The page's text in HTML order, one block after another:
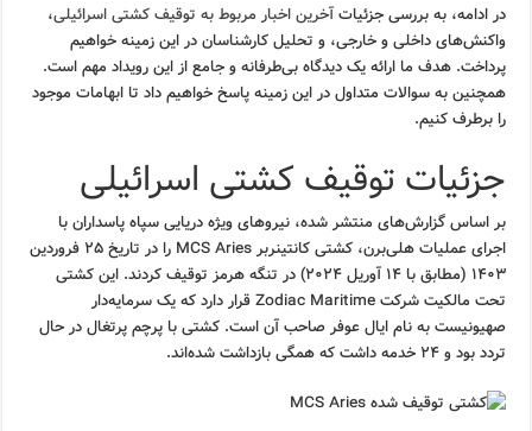
در ادامه، به بررسی جزئیاتآخرین اخبار مربوط به توقیف کشتی اسرائیلی،
واکنش‌های داخلی و خارجی، و تحلیل کارشناسان در این زمینه خواهیم
پرداخت. هدف ما ارائه یک دیدگاه بی‌طرفانه و جامع از این رویداد مهم است.
همچنین به سوالات متداول در این زمینه پاسخ خواهیم داد تا ابهامات موجود
را برطرف کنیم.
جزئیات توقیف کشتی اسرائیلی
بر اساس گزارش‌های منتشر شده، نیروهای ویژه دریایی سپاه پاسداران با
اجرای عملیات هلی‌برن، کشتی کانتینربر MCS Aries را در تاریخ ۲۵ فروردین
۱۴۰۳ (مطابق با ۱۴ آوریل ۲۰۲۴) در تنگه هرمز توقیف کردند. این کشتی
تحت مالکیت شرکت Zodiac Maritime قرار دارد که یک سرمایه‌دار
صهیونیست به نام ایال عوفر صاحب آن است. کشتی با پرچم پرتغال در حال
تردد بود و ۲۴ خدمه داشت که همگی بازداشت شده‌اند.